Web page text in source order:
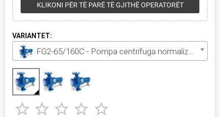
KLIKONI PËR TË PARË TË GJITHË OPERATORËT
VARIANTET:
FG2-65/160C - Pompa centrifuga normalizzata con supporto
    